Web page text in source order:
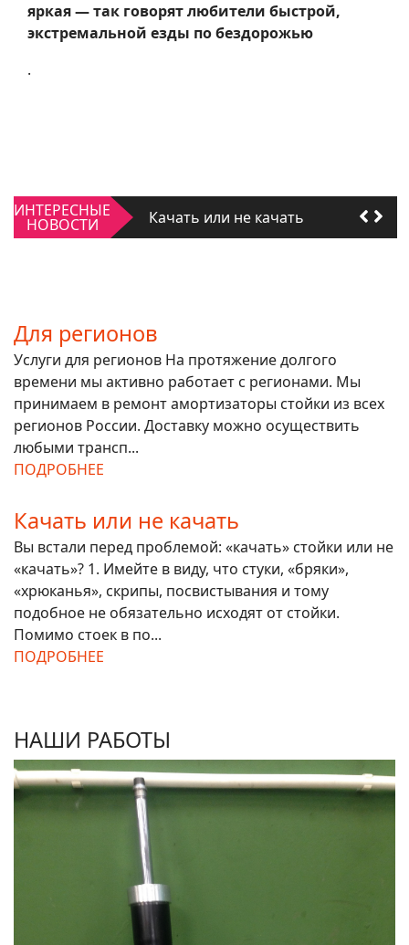
яркая — так говорят любители быстрой,
экстремальной езды по бездорожью
.
ИНТЕРЕСНЫЕ
НОВОСТИ Для регионов
Для регионов
Услуги для регионов На протяжение долгого
времени мы активно работает с регионами. Мы
принимаем в ремонт амортизаторы стойки из всех
регионов России. Доставку можно осуществить
любыми трансп...
ПОДРОБНЕЕ
Качать или не качать
Вы встали перед проблемой: «качать» стойки или не
«качать»? 1. Имейте в виду, что стуки, «бряки»,
«хрюканья», скрипы, посвистывания и тому
подобное не обязательно исходят от стойки.
Помимо стоек в по...
ПОДРОБНЕЕ
НАШИ РАБОТЫ